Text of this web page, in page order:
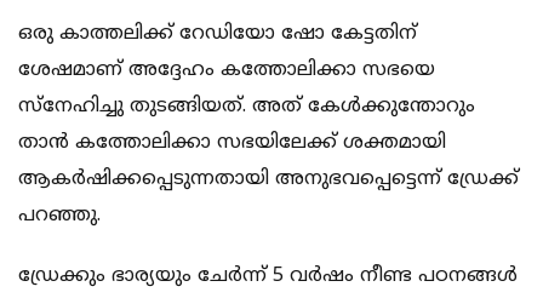
ഒരു കാത്തലിക്ക് റേഡിയോ ഷോ കേട്ടതിന്
ശേഷമാണ് അദ്ദേഹം കത്തോലിക്കാ സഭയെ
സ്‌നേഹിച്ചു തുടങ്ങിയത്. അത് കേള്‍ക്കുന്തോറും
താന്‍ കത്തോലിക്കാ സഭയിലേക്ക് ശക്തമായി
ആകര്‍ഷിക്കപ്പെടുന്നതായി അനുഭവപ്പെട്ടെന്ന് ഡ്രേക്ക്
പറഞ്ഞു.
ഡ്രേക്കും ഭാര്യയും ചേര്‍ന്ന് 5 വര്‍ഷം നീണ്ട പഠനങ്ങള്‍